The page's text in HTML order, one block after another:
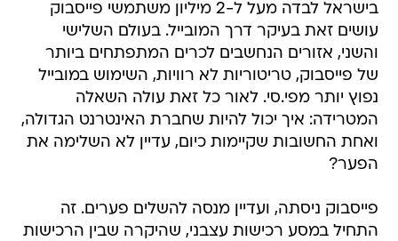
בישראל לבדה מעל ל-2 מיליון משתמשי פייסבוק
עושים זאת בעיקר דרך המובייל. בעולם השלישי
והשני, אזורים הנחשבים לכרים המתפתחים ביותר
של פייסבוק, טריטוריות לא רוויות, השימוש במובייל
נפוץ יותר מפי.סי. לאור כל זאת עולה השאלה
המטרידה: איך יכול להיות שחברת האינטרנט הגדולה,
ואחת החשובות שקיימות כיום, עדיין לא השלימה את
הפער?
פייסבוק ניסתה, ועדיין מנסה להשלים פערים. זה
התחיל במסע רכישות עצבני, שהיקרה שבין הרכישות